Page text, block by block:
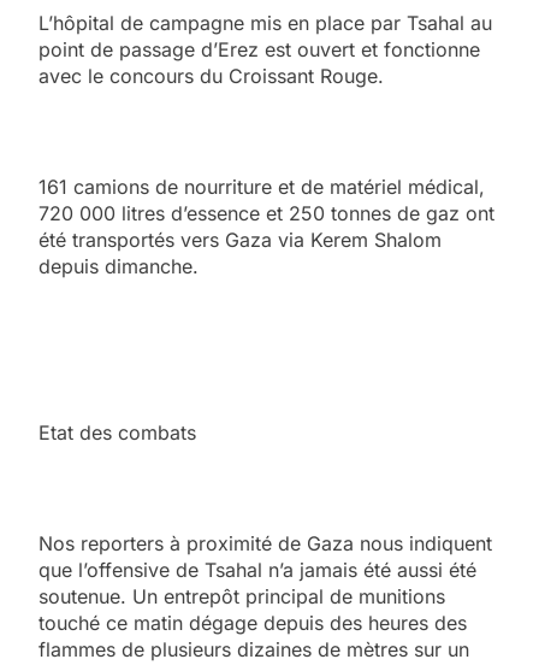
L’hôpital de campagne mis en place par Tsahal au
point de passage d’Erez est ouvert et fonctionne
avec le concours du Croissant Rouge.
161 camions de nourriture et de matériel médical,
720 000 litres d’essence et 250 tonnes de gaz ont
été transportés vers Gaza via Kerem Shalom
depuis dimanche.
Etat des combats
Nos reporters à proximité de Gaza nous indiquent
que l’offensive de Tsahal n’a jamais été aussi été
soutenue. Un entrepôt principal de munitions
touché ce matin dégage depuis des heures des
flammes de plusieurs dizaines de mètres sur un